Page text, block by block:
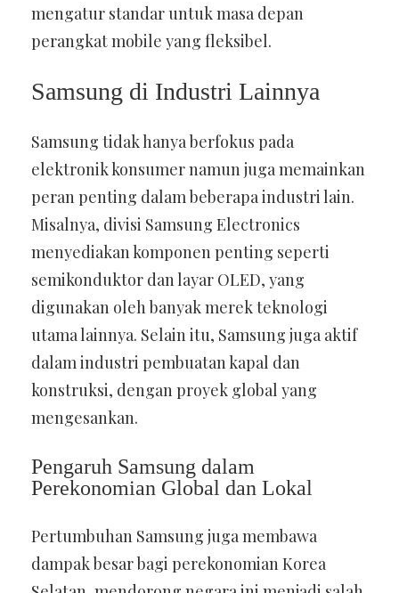
mengatur standar untuk masa depan
perangkat mobile yang fleksibel.
Samsung di Industri Lainnya
Samsung tidak hanya berfokus pada
elektronik konsumer namun juga memainkan
peran penting dalam beberapa industri lain.
Misalnya, divisi Samsung Electronics
menyediakan komponen penting seperti
semikonduktor dan layar OLED, yang
digunakan oleh banyak merek teknologi
utama lainnya. Selain itu, Samsung juga aktif
dalam industri pembuatan kapal dan
konstruksi, dengan proyek global yang
mengesankan.
Pengaruh Samsung dalam
Perekonomian Global dan Lokal
Pertumbuhan Samsung juga membawa
dampak besar bagi perekonomian Korea